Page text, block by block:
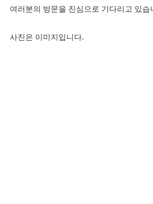
여러분의 방문을 진심으로 기다리고 있습
사진은 이미지입니다.